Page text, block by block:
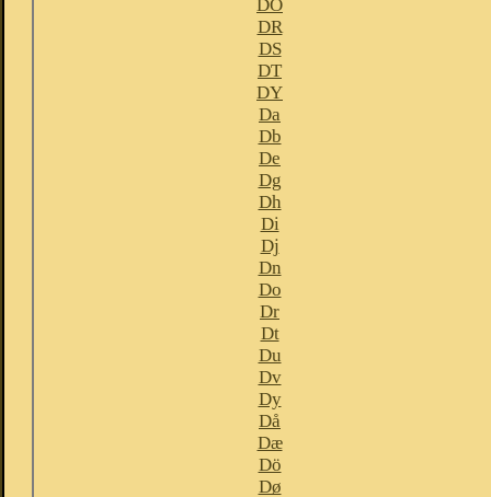
DO
DR
DS
DT
DY
Da
Db
De
Dg
Dh
Di
Dj
Dn
Do
Dr
Dt
Du
Dv
Dy
Då
Dæ
Dö
Dø